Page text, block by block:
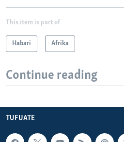
This item is part of
Habari Afrika
Continue reading
TUFUATE